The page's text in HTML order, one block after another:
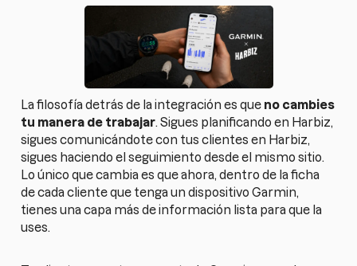
La filosofía detrás de la integración es que no cambies
tu manera de trabajar. Sigues planificando en Harbiz,
sigues comunicándote con tus clientes en Harbiz,
sigues haciendo el seguimiento desde el mismo sitio.
Lo único que cambia es que ahora, dentro de la ficha
de cada cliente que tenga un dispositivo Garmin,
tienes una capa más de información lista para que la
uses.